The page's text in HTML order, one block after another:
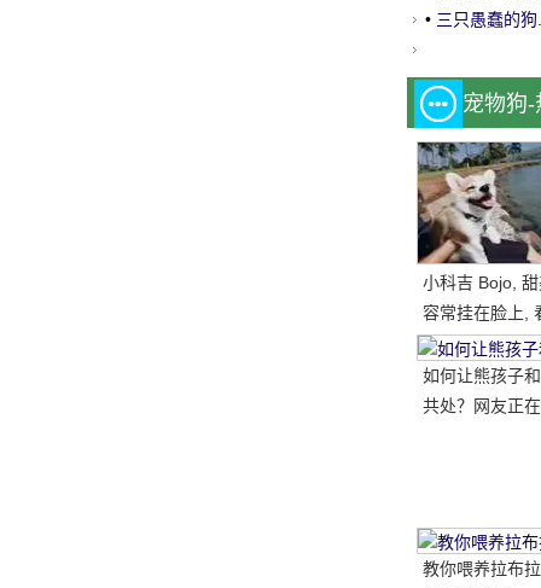
是超级快乐!爱
• 三只愚蠢的
宠物狗
小科吉 Bojo,
容常挂在脸上,
每天都是超级
笑的小短腿, 太
如何让熊孩子
共处？网友正
教你喂养拉布